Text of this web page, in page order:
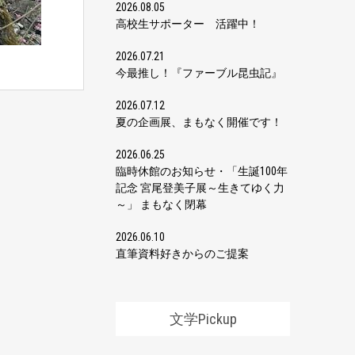
2026.08.05
高校生サポーター 活躍中！
2026.07.21
今最推し！『ファーブル昆虫記』
2026.07.12
夏の企画展、まもなく開催です！
2026.06.25
臨時休館のお知らせ・「生誕100年
記念 宮尾登美子展～生きてゆく力
～」 まもなく閉幕
2026.06.10
直筆資料好きからのご提案
文学Pickup